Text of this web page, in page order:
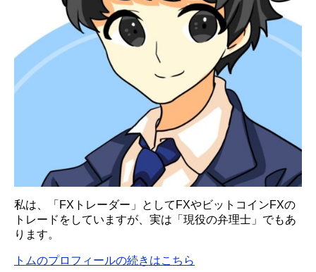
私は、「FXトレーダー」としてFXやビットコインFXの
トレードをしていますが、実は「現役の弁理士」でもあ
ります。
トムのプロフィールの続きはこちら